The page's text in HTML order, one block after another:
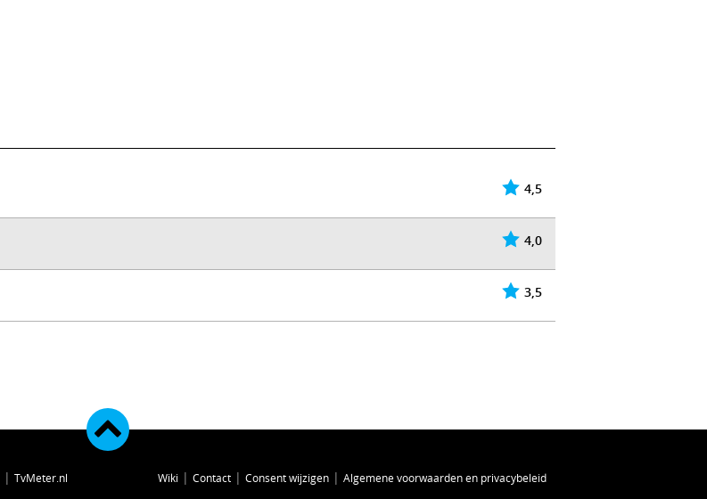
4,5
4,0
3,5
| TvMeter.nl Wiki | Contact | Consent wijzigen | Algemene voorwaarden en privacybeleid